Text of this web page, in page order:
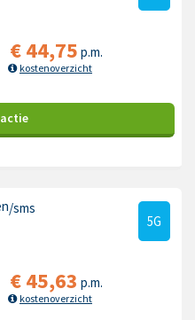
€44,75 p.m.
kostenoverzicht
actie
/sms
5G
€45,63 p.m.
kostenoverzicht